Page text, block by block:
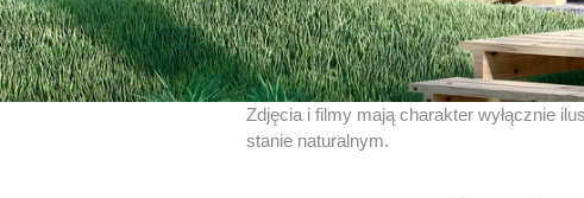
Zdjęcia i filmy mają charakter wyłącznie
stanie naturalnym.